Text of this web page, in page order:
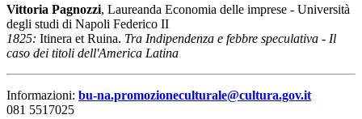
Vittoria Pagnozzi, Laureanda Economia delle imprese - Università
degli studi di Napoli Federico II
1825: Itinera et Ruina. Tra Indipendenza e febbre speculativa - Il
caso dei titoli dell'America Latina
Informazioni: bu-na.promozioneculturale@cultura.gov.it
081 5517025